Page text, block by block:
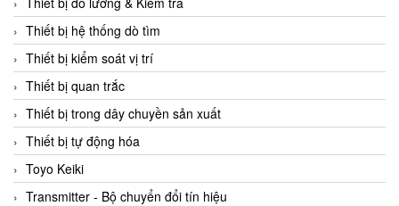
Thiết bị hệ thống dò tìm
Thiết bị kiểm soát vị trí
Thiết bị quan trắc
Thiết bị trong dây chuyền sản xuất
Thiết bị tự động hóa
Toyo Keiki
Transmitter - Bộ chuyển đổi tín hiệu